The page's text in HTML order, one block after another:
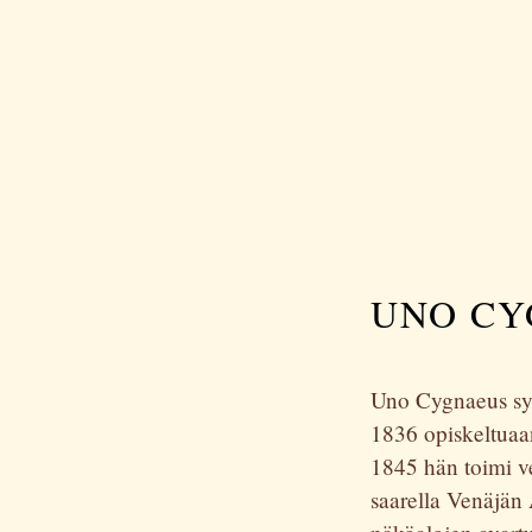
UNO
Uno Cygnaeus
1836
1845 hän toimi
saarella